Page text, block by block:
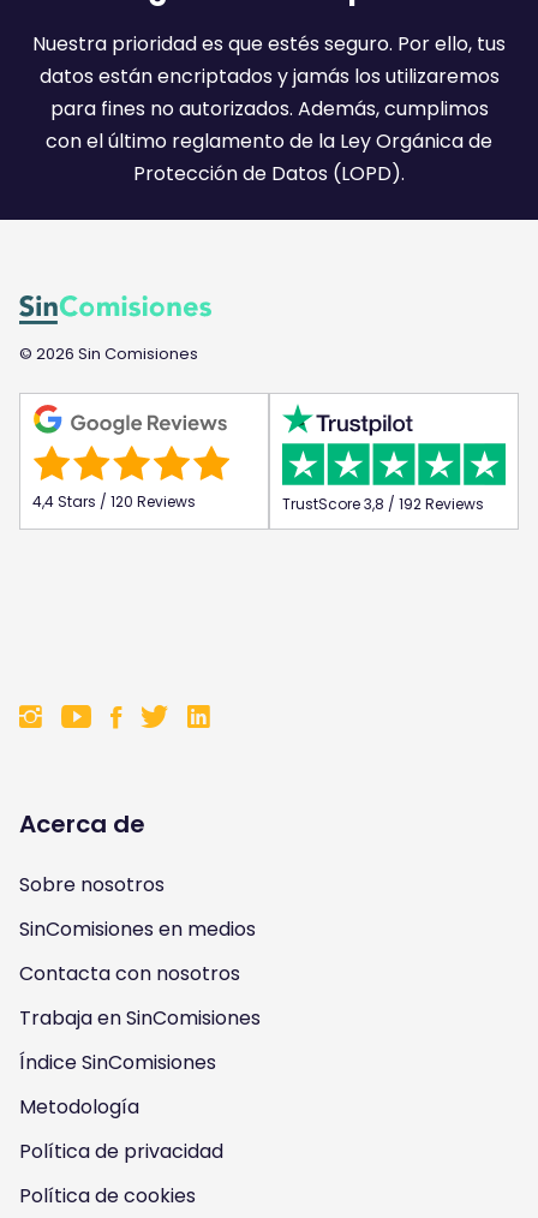
Nuestra prioridad es que estés seguro. Por ello, tus
datos están encriptados y jamás los utilizaremos
para fines no autorizados. Además, cumplimos
con el último reglamento de la Ley Orgánica de
Protección de Datos (LOPD).
© 2026 Sin Comisiones
4,4 Stars / 120 Reviews TrustScore 3,8 / 192 Reviews
F
l
l
o
w
u
s
o
n
F
l
o
w
u
s
o
n
F
l
o
w
u
s
o
n
F
l
o
w
u
s
n
Acerca de
Sobre nosotros
SinComisiones en medios
Contacta con nosotros
Trabaja en SinComisiones
Índice SinComisiones
Metodología
Política de privacidad
Política de cookies